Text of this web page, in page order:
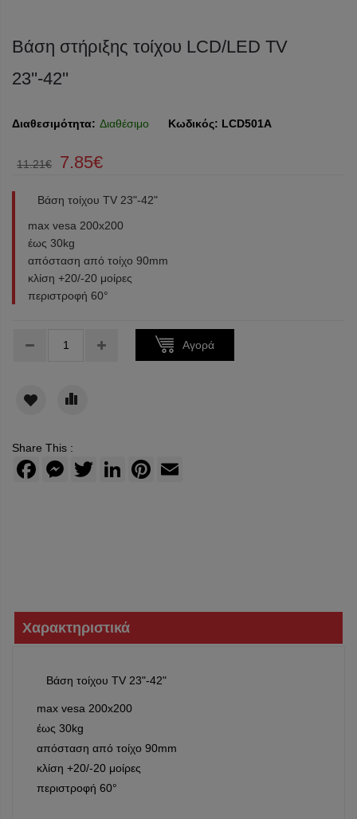
Βάση στήριξης τοίχου LCD/LED TV
23''-42''
Διαθεσιμότητα: Διαθέσιμο Κωδικός: LCD501A
11.21€ 7.85€
Βάση τοίχου TV 23"-42"
max vesa 200x200
έως 30kg
απόσταση από τοίχο 90mm
κλίση +20/-20 μοίρες
περιστροφή 60°
Αγορά
Share This :
FacebookMessenger
Twitter LinkedInPinterest
Χαρακτηριστικά
Βάση τοίχου TV 23"-42"
max vesa 200x200
έως 30kg
απόσταση από τοίχο 90mm
κλίση +20/-20 μοίρες
περιστροφή 60°